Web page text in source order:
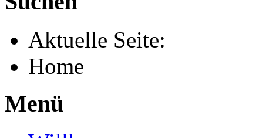
Aktuelle Seite:
Home
Menü